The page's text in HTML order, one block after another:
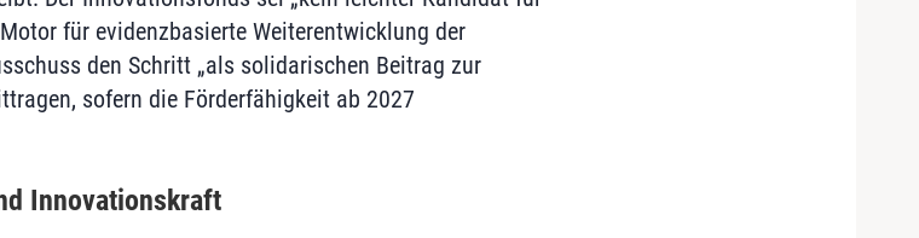
für evidenzbasierte Weiterentwicklung der
den Schritt „als solidarischen Beitrag zur
sofern die Förderfähigkeit ab 2027
Innovationskraft